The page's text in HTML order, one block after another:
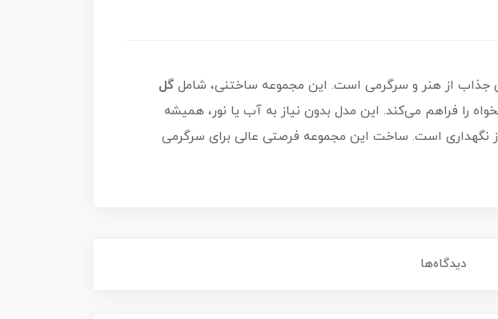
گل
را فراهم می‌کند. این مدل بدون نیاز به آب یا نور، همیشه
از نگهداری است. ساخت این مجموعه فرصتی عالی برای سرگرمی
دیدگاه‌ها